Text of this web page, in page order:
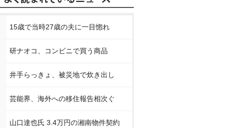
15歳で当時27歳の夫に一目惚れ
研ナオコ、コンビニで買う商品
井手らっきょ、被災地で炊き出し
芸能界、海外への移住報告相次ぐ
山口達也氏 3.4万円の湘南物件契約